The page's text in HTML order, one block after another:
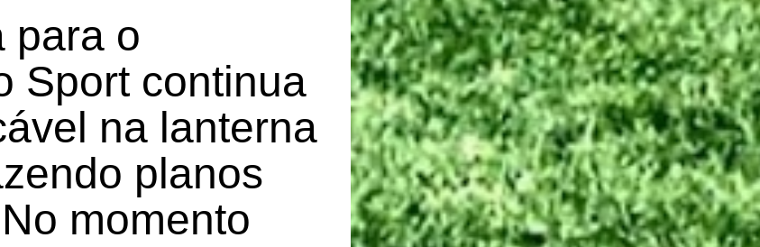
para o
Sport continua
na lanterna
planos
momento